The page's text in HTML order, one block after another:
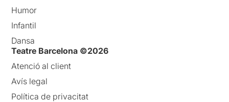
Humor
Infantil
Dansa
Teatre Barcelona ©2026
Atenció al client
Avís legal
Política de privacitat